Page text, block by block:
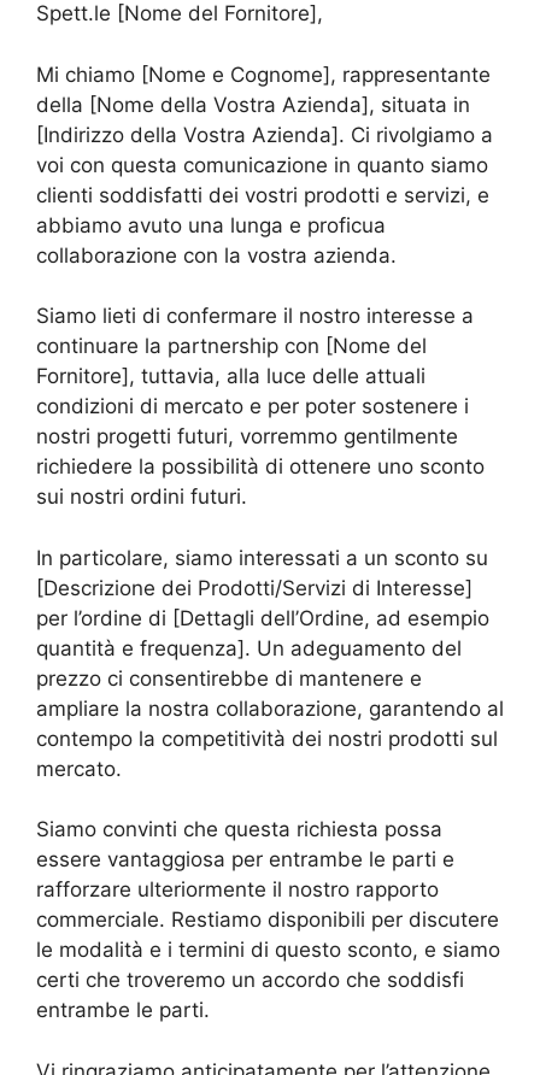
Spett.le [Nome del Fornitore],
Mi chiamo [Nome e Cognome], rappresentante
della [Nome della Vostra Azienda], situata in
[Indirizzo della Vostra Azienda]. Ci rivolgiamo a
voi con questa comunicazione in quanto siamo
clienti soddisfatti dei vostri prodotti e servizi, e
abbiamo avuto una lunga e proficua
collaborazione con la vostra azienda.
Siamo lieti di confermare il nostro interesse a
continuare la partnership con [Nome del
Fornitore], tuttavia, alla luce delle attuali
condizioni di mercato e per poter sostenere i
nostri progetti futuri, vorremmo gentilmente
richiedere la possibilità di ottenere uno sconto
sui nostri ordini futuri.
In particolare, siamo interessati a un sconto su
[Descrizione dei Prodotti/Servizi di Interesse]
per l’ordine di [Dettagli dell’Ordine, ad esempio
quantità e frequenza]. Un adeguamento del
prezzo ci consentirebbe di mantenere e
ampliare la nostra collaborazione, garantendo al
contempo la competitività dei nostri prodotti sul
mercato.
Siamo convinti che questa richiesta possa
essere vantaggiosa per entrambe le parti e
rafforzare ulteriormente il nostro rapporto
commerciale. Restiamo disponibili per discutere
le modalità e i termini di questo sconto, e siamo
certi che troveremo un accordo che soddisfi
entrambe le parti.